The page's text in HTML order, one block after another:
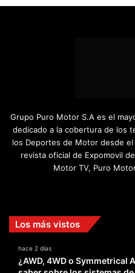
Grupo Puro Motor S.A es el
dedicado a la cobertura de los
los Deportes de Motor desde el
revista oficial de Expomovil
Motor TV, Puro
Los más vistos
hace 2 días
¿AWD, 4WD o Symmetrical